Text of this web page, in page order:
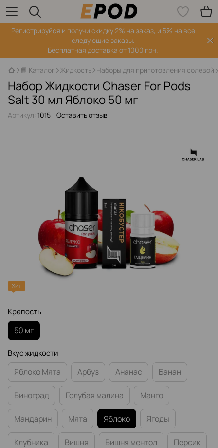
Регистрируйся‌ и получи скидку 2% на заказ, и 5% на все
следующие заказы.
Бесплатная доставка от 1000 грн.
📙 Каталог Жидкость Наборы для приготовления солевой
Набор Жидкости Chaser For Pods
Salt 30 мл Яблоко 50 мг
Артикул: 1015 Оставить отзыв
Хит
Крепость
50 мг
Вкус жидкости
Яблоко Мята Арбуз Ананас Банан
Виноград Голубая малина Манго
Мандарин Мята Яблоко Ягоды
Клубника Вишня Вишня ментол Персик